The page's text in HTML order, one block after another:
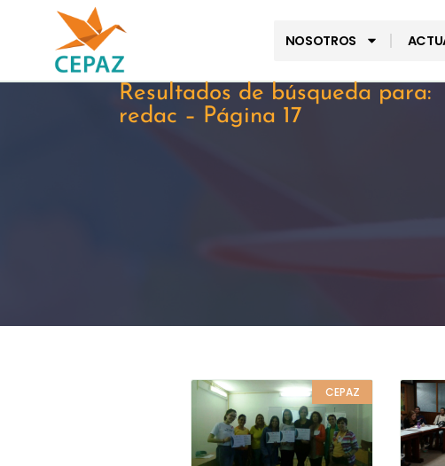
NOSOTROS
Resultados de búsqueda para:
redac – Página 17
CEPAZ